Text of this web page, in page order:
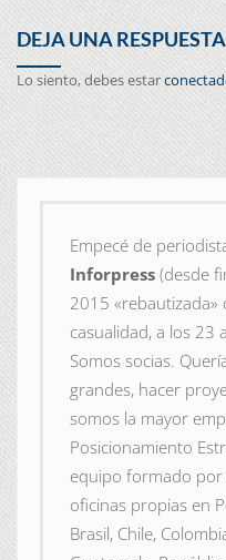
DEJA UNA RESPUESTA
Lo siento, debes estar
Empecé de
Inforpress (desde
2015 «rebautizada»
casualidad, a los 23
Somos socias.
grandes, hacer
somos la mayor
Posicionamiento
equipo formado por
oficinas propias en
Brasil, Chile,